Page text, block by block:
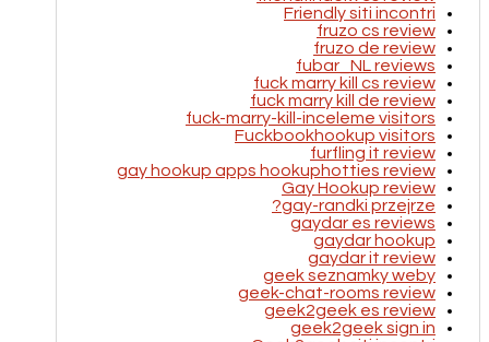
Friendly siti incontri
fruzo cs review
fruzo de review
fubar_NL reviews
fuck marry kill cs review
fuck marry kill de review
fuck-marry-kill-inceleme visitors
Fuckbookhookup visitors
furfling it review
gay hookup apps hookuphotties review
Gay Hookup review
gay-randki przejrze?
gaydar es reviews
gaydar hookup
gaydar it review
geek seznamky weby
geek-chat-rooms review
geek2geek es review
geek2geek sign in